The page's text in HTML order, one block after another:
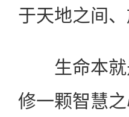
于天地之间
生命本就
修一颗智慧